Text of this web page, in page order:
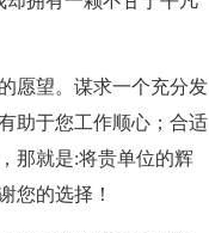
愿望。谋求一个充分发
助于您工作顺心；合适
那就是:将贵单位的辉
您的选择！